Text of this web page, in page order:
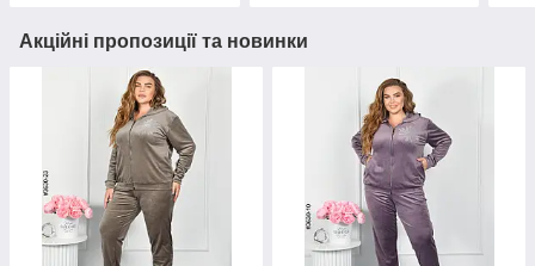
Акційні пропозиції та новинки